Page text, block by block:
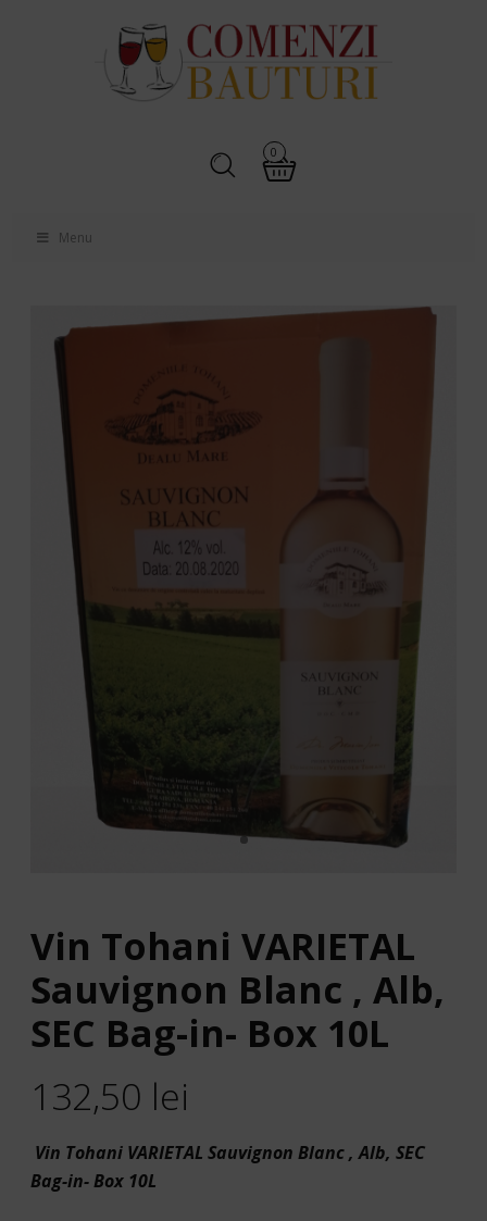
0
Menu
Vin Tohani VARIETAL
Sauvignon Blanc , Alb,
SEC Bag-in- Box 10L
132,50 lei
Vin Tohani VARIETAL Sauvignon Blanc , Alb, SEC
Bag-in- Box 10L